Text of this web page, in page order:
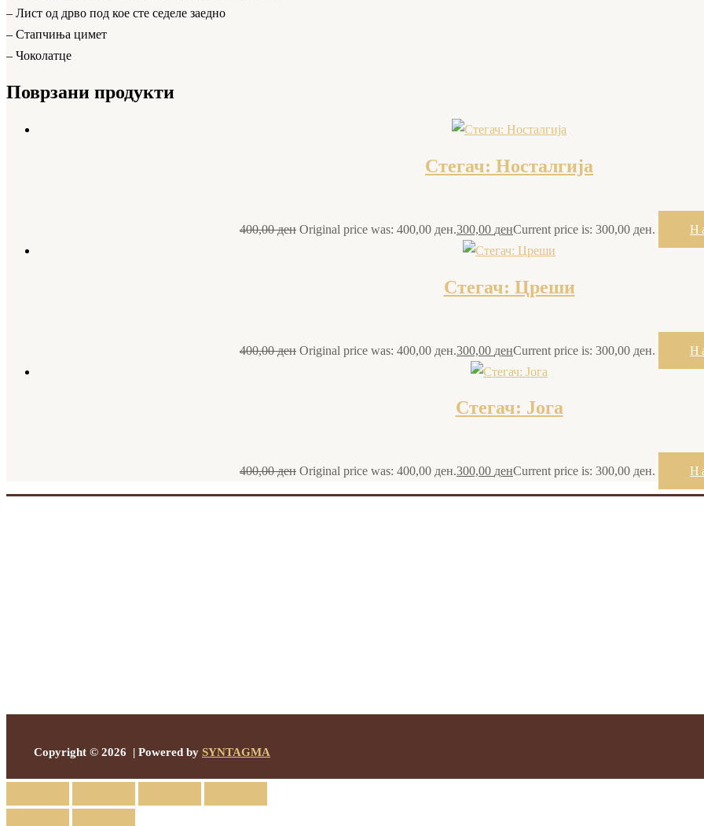
– Лист од дрво под кое сте седеле заедно
– Стапчиња цимет
– Чоколатце
Поврзани продукти
Стегач: Носталгија
400,00ден Original price was: 400,00 ден.300,00 денCurrent price is: 300,00 ден.
Стегач: Цреши
400,00ден Original price was: 400,00 ден.300,00 денCurrent price is: 300,00 ден.
Стегач: Јога
400,00ден Original price was: 400,00 ден.300,00 денCurrent price is: 300,00 ден.
Copyright © 2026 | Powered by SYNTAGMA